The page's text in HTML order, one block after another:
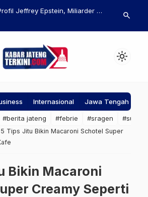
Jeffrey Epstein, Miliarder di
Pemprov
Makanan
search
light_mode
Internasional Jawa Tengah
#berita jateng #febrie #sragen #suap
5 Tips Jitu Bikin Macaroni Schotel Super
Bikin Macaroni
Creamy Seperti